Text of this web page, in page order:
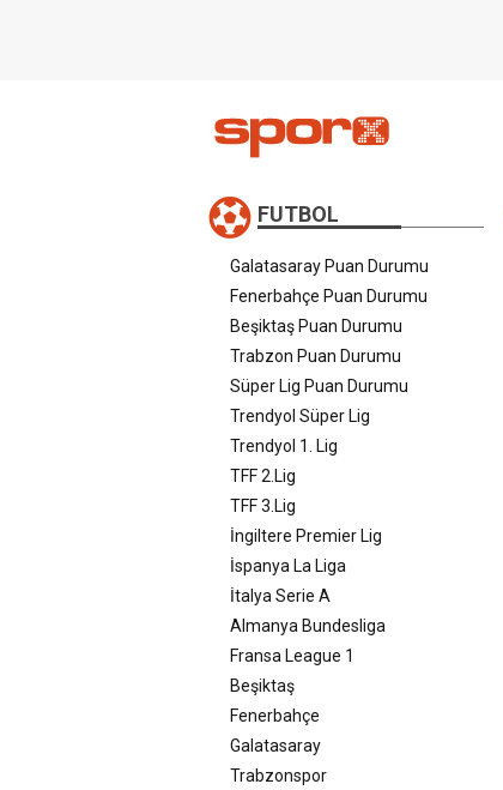
FUTBOL
Galatasaray Puan Durumu
Fenerbahçe Puan Durumu
Beşiktaş Puan Durumu
Trabzon Puan Durumu
Süper Lig Puan Durumu
Trendyol Süper Lig
Trendyol 1. Lig
TFF 2.Lig
TFF 3.Lig
İngiltere Premier Lig
İspanya La Liga
İtalya Serie A
Almanya Bundesliga
Fransa League 1
Beşiktaş
Fenerbahçe
Galatasaray
Trabzonspor